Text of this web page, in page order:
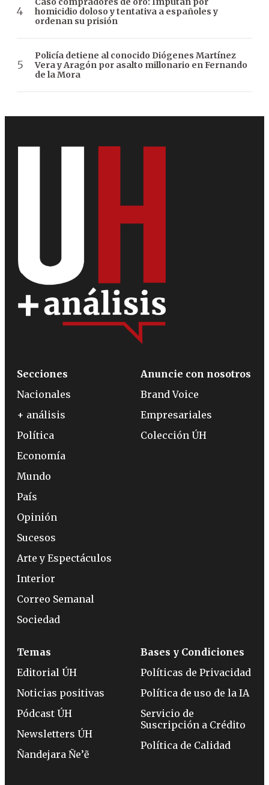
homicidio doloso y tentativa a españoles y
ordenan su prisión
Policía detiene al conocido Diógenes Martínez
Vera y Aragón por asalto millonario en Fernando
de la Mora
Secciones
Nacionales
+ análisis
Política
Economía
Mundo
País
Opinión
Sucesos
Arte y Espectáculos
Interior
Correo Semanal
Sociedad
Anuncie con nosotros
Brand Voice
Empresariales
Colección ÚH
Temas
Editorial ÚH
Noticias positivas
Pódcast ÚH
Newsletters ÚH
Ñandejara Ñe’ẽ
Bases y Condiciones
Políticas de Privacidad
Política de uso de la IA
Servicio de
Suscripción a Crédito
Política de Calidad